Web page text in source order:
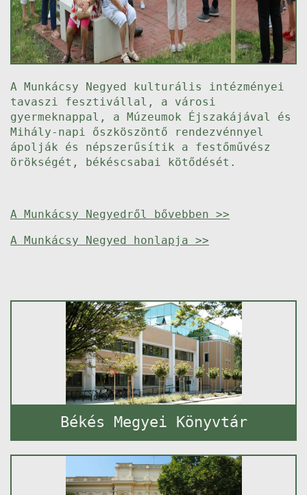
A Munkácsy Negyed kulturális intézményei
tavaszi fesztivállal, a városi
gyermeknappal, a Múzeumok Éjszakájával és
Mihály-napi őszköszöntő rendezvénnyel
ápolják és népszerűsítik a festőművész
örökségét, békéscsabai kötődését.
A Munkácsy Negyedről bővebben >>
A Munkácsy Negyed honlapja >>
Békés Megyei Könyvtár